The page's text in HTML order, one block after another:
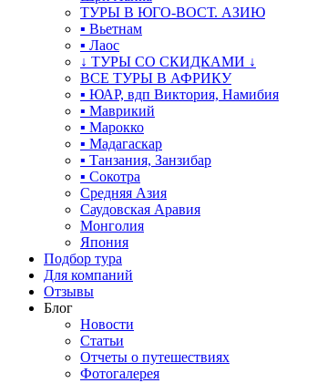
ТУРЫ В ЮГО-ВОСТ. АЗИЮ
▪ Вьетнам
▪ Лаос
↓ ТУРЫ СО СКИДКАМИ ↓
ВСЕ ТУРЫ В АФРИКУ
▪ ЮАР, вдп Виктория, Намибия
▪ Маврикий
▪ Марокко
▪ Мадагаскар
▪ Танзания, Занзибар
▪ Сокотра
Средняя Азия
Саудовская Аравия
Монголия
Япония
Подбор тура
Для компаний
Отзывы
Блог
Новости
Статьи
Отчеты о путешествиях
Фотогалерея